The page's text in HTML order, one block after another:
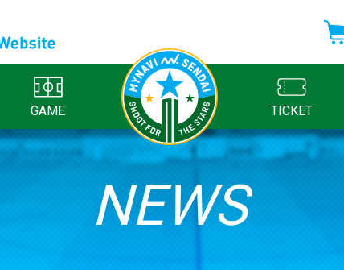
GAME TICKET
NEWS